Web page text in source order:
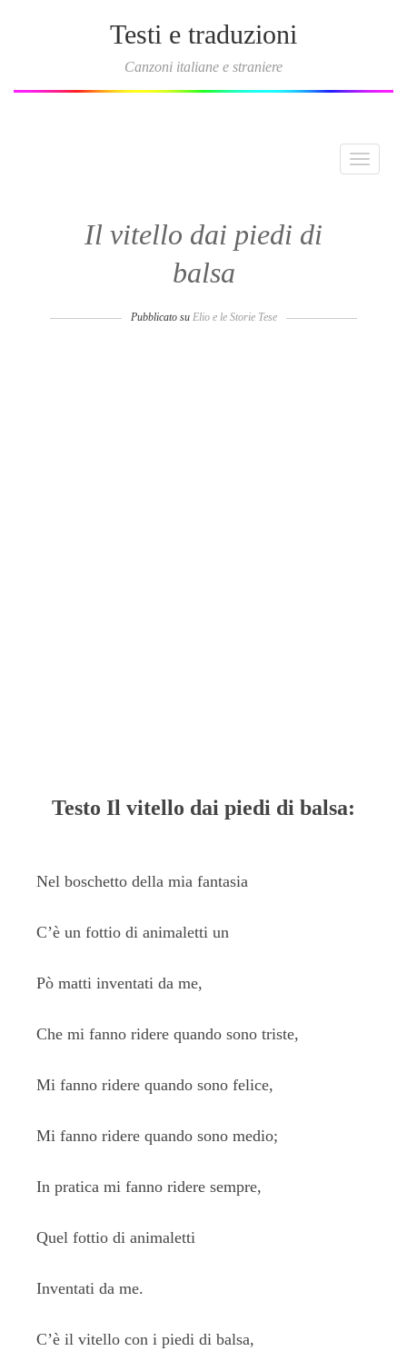
Testi e traduzioni
Canzoni italiane e straniere
Toggle
Il vitello dai piedi di
balsa
Pubblicato su Elio e le Storie Tese
Testo Il vitello dai piedi di balsa:
Nel boschetto della mia fantasia
C’è un fottio di animaletti un
Pò matti inventati da me,
Che mi fanno ridere quando sono triste,
Mi fanno ridere quando sono felice,
Mi fanno ridere quando sono medio;
In pratica mi fanno ridere sempre,
Quel fottio di animaletti
Inventati da me.
C’è il vitello con i piedi di balsa,